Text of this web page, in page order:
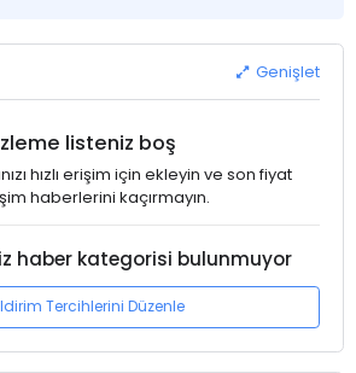
Genişlet
listeniz boş
hızlı erişim için ekleyin ve son fiyat
haberlerini kaçırmayın.
haber kategorisi bulunmuyor
Tercihlerini Düzenle